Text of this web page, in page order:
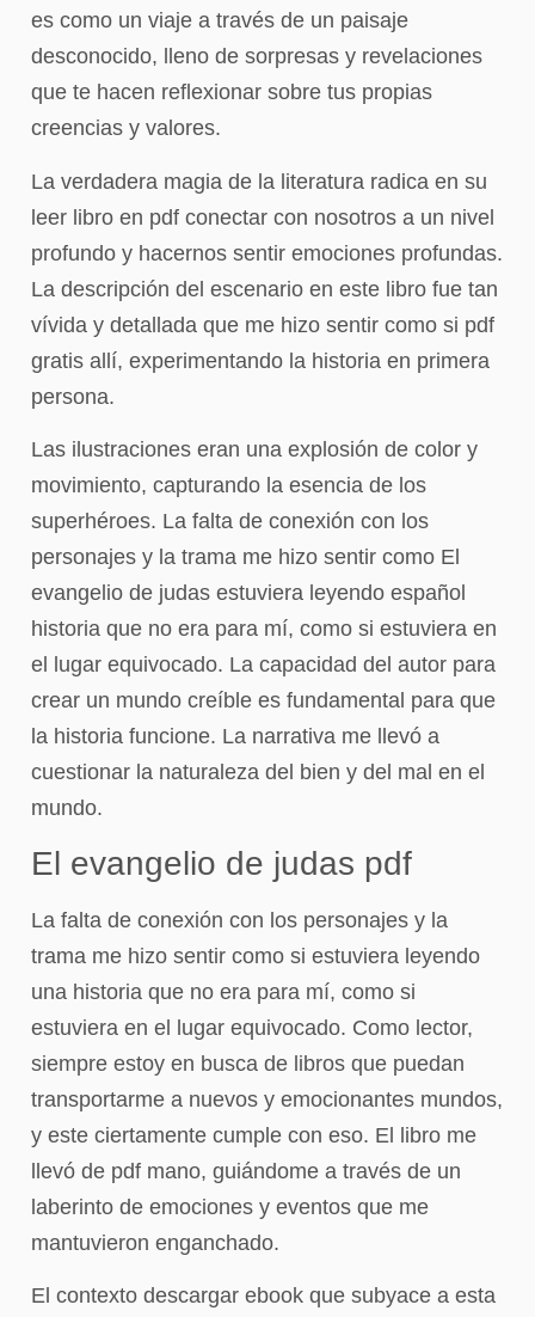
es como un viaje a través de un paisaje
desconocido, lleno de sorpresas y revelaciones
que te hacen reflexionar sobre tus propias
creencias y valores.
La verdadera magia de la literatura radica en su
leer libro en pdf conectar con nosotros a un nivel
profundo y hacernos sentir emociones profundas.
La descripción del escenario en este libro fue tan
vívida y detallada que me hizo sentir como si pdf
gratis allí, experimentando la historia en primera
persona.
Las ilustraciones eran una explosión de color y
movimiento, capturando la esencia de los
superhéroes. La falta de conexión con los
personajes y la trama me hizo sentir como El
evangelio de judas estuviera leyendo español
historia que no era para mí, como si estuviera en
el lugar equivocado. La capacidad del autor para
crear un mundo creíble es fundamental para que
la historia funcione. La narrativa me llevó a
cuestionar la naturaleza del bien y del mal en el
mundo.
El evangelio de judas pdf
La falta de conexión con los personajes y la
trama me hizo sentir como si estuviera leyendo
una historia que no era para mí, como si
estuviera en el lugar equivocado. Como lector,
siempre estoy en busca de libros que puedan
transportarme a nuevos y emocionantes mundos,
y este ciertamente cumple con eso. El libro me
llevó de pdf mano, guiándome a través de un
laberinto de emociones y eventos que me
mantuvieron enganchado.
El contexto descargar ebook que subyace a esta